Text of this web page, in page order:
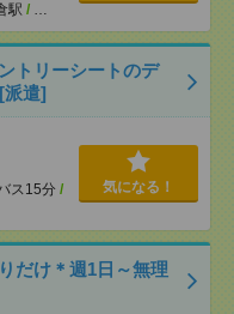
駅 / …
トリーシートのデ
派遣]
ス15分 /
気になる！
だけ＊週1日～無理